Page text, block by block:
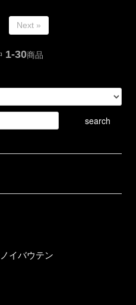
Next »
1-30商品
イバウテン